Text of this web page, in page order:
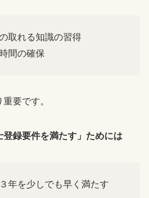
取れる知識の習得
間の確保
要です。
録要件を満たす」ためには
年を少しでも早く満たす